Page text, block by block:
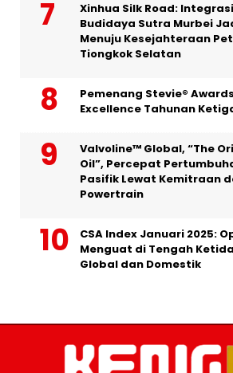
Xinhua Silk Road:
Budidaya Sutra Murbei
Menuju Kesejahteraan
Tiongkok Selatan
Pemenang Stevie®
Excellence Tahunan
Valvoline™ Global, “The
Oil”, Percepat
Pasifik Lewat Kemitraan
Powertrain
CSA Index Januari 2025:
Menguat di Tengah
Global dan Domestik